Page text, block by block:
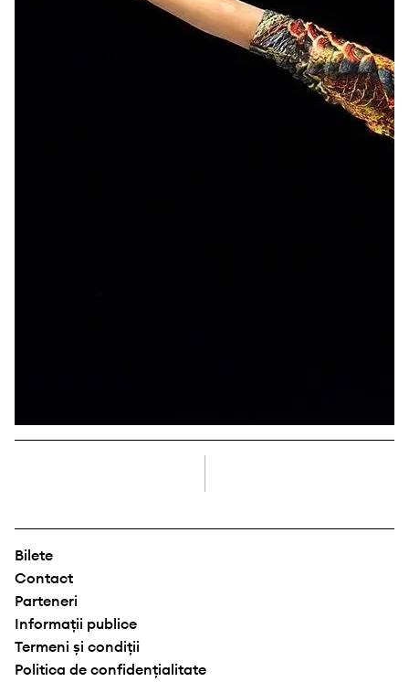
Bilete
Contact
Parteneri
Informații publice
Termeni și condiții
Politica de confidențialitate